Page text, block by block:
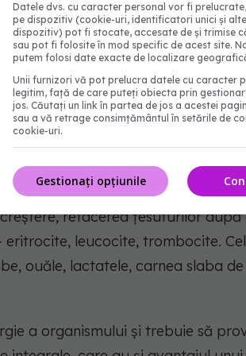
se administrează doze
a distruge toate celulele maligne.
alcătuită cu respectarea strictă a
bună, preferabil din surse
includerea în dieta a
refacerea țesuturilor
eritrocite, leucocite, trombocite.
ouăle, lactatele, carnea slaba
a organismului și trebuie să
Datele dvs. cu caracter personal vor fi
pe dispozitiv (cookie-uri, identificatori unici și
dispozitiv) pot fi stocate, accesate de și trimise
sau pot fi folosite în mod specific de acest site.
putem folosi date exacte de localizare
Unii furnizori vă pot prelucra datele cu caracter
legitim, față de care puteți obiecta prin
jos. Căutați un link în partea de jos a acestei
sau a vă retrage consimțământul în setările de
cookie-uri.
Gestionați opțiunile